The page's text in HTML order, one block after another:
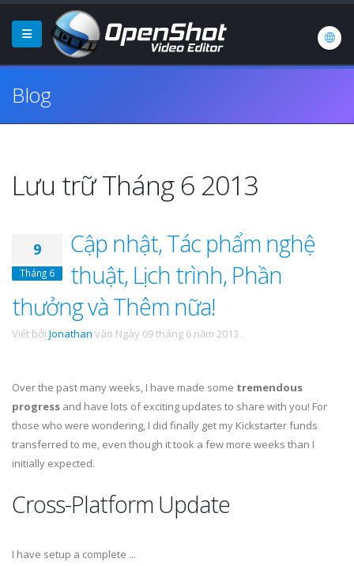
Blog
Lưu trữ Tháng 6 2013
9
Tháng 6
Cập nhật, Tác phẩm nghệ
thuật, Lịch trình, Phần
thưởng và Thêm nữa!
Viết bởi Jonathan vào Ngày 09 tháng 6 năm 2013 .
Over the past many weeks, I have made some tremendous
progress and have lots of exciting updates to share with you! For
those who were wondering, I did finally get my Kickstarter funds
transferred to me, even though it took a few more weeks than I
initially expected.
Cross-Platform Update
I have setup a complete ...